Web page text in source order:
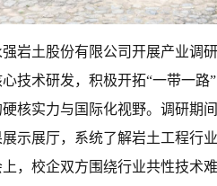
强岩土股份有限公司开展产业调
技术研发，积极开拓“一带一路
核实力与国际化视野。调研期
示展厅，系统了解岩土工程行
，校企双方围绕行业共性技术